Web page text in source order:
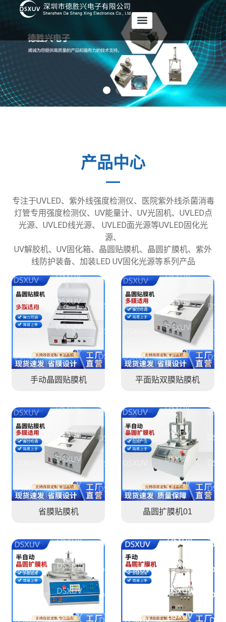
产品中心
专注于UVLED、紫外线强度检测仪、医院紫外线杀菌消毒
灯管专用强度检测仪、UV能量计、UV光固机、UVLED点
光源、UVLED线光源、 UVLED面光源等UVLED固化光
源、
UV解胶机、UV固化箱、晶圆贴膜机、晶圆扩膜机、紫外
线防护装备、加装LED UV固化光源等系列产品
手动晶圆贴膜机 平面贴双膜贴膜机
省膜贴膜机 晶圆扩膜机01